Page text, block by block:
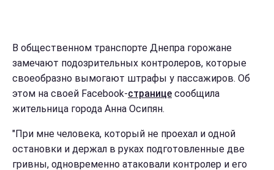
В общественном транспорте Днепра горожане
замечают подозрительных контролеров, которые
своеобразно вымогают штрафы у пассажиров. Об
этом на своей Facebook-странице сообщила
жительница города Анна Осипян.
"При мне человека, который не проехал и одной
остановки и держал в руках подготовленные две
гривны, одновременно атаковали контролер и его